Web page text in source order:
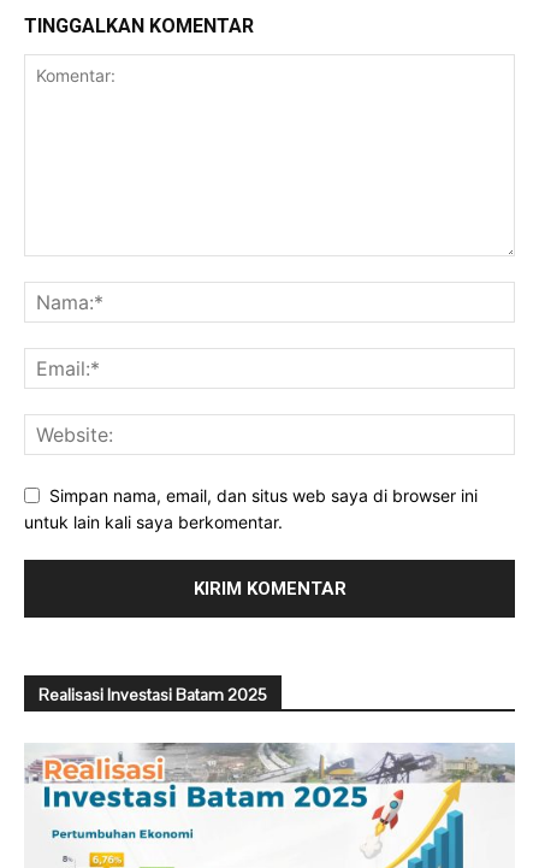
TINGGALKAN KOMENTAR
Simpan nama, email, dan situs web saya di browser ini
untuk lain kali saya berkomentar.
Realisasi Investasi Batam 2025